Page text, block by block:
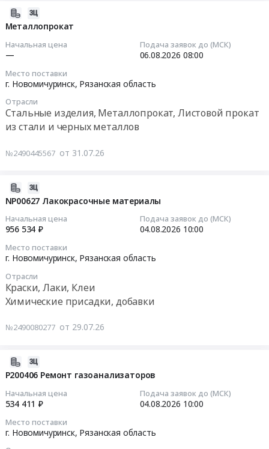
Металлопрокат
Начальная цена
—
Подача заявок до (МСК)
06.08.2026 08:00
Место поставки
г. Новомичуринск, Рязанская область
Отрасли
Стальные изделия, Металлопрокат, Листовой прокат
из стали и черных металлов
№2490445567 от 31.07.26
NP00627 Лакокрасочные материалы
Начальная цена
956 534 ₽
Подача заявок до (МСК)
04.08.2026 10:00
Место поставки
г. Новомичуринск, Рязанская область
Отрасли
Краски, Лаки, Клеи
Химические присадки, добавки
№2490080277 от 29.07.26
P200406 Ремонт газоанализаторов
Начальная цена
534 411 ₽
Подача заявок до (МСК)
04.08.2026 10:00
Место поставки
г. Новомичуринск, Рязанская область